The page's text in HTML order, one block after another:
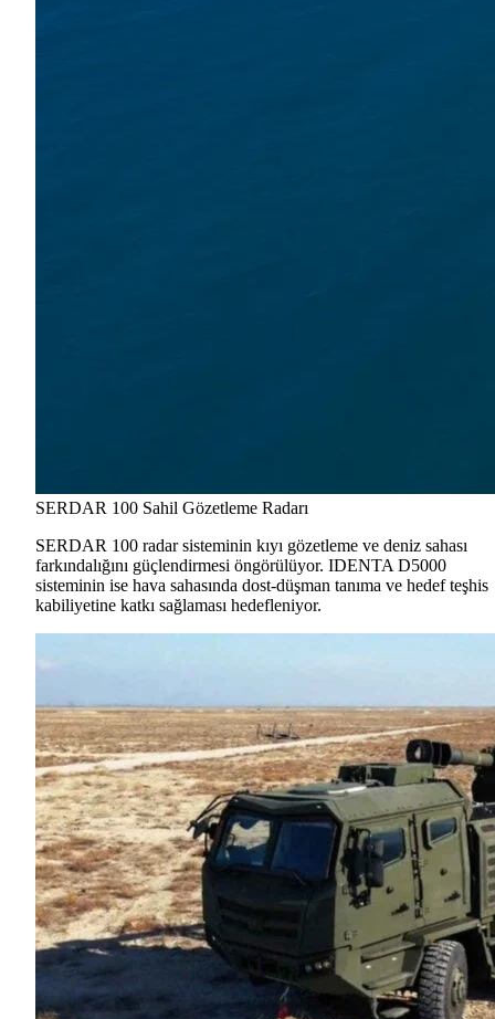
SERDAR 100 Sahil Gözetleme Radarı
SERDAR 100 radar sisteminin kıyı gözetleme ve deniz sahası
farkındalığını güçlendirmesi öngörülüyor. IDENTA D5000
sisteminin ise hava sahasında dost-düşman tanıma ve hedef teşhis
kabiliyetine katkı sağlaması hedefleniyor.